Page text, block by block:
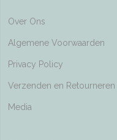
Over Ons
Algemene Voorwaarden
Privacy Policy
Verzenden en Retourneren
Media